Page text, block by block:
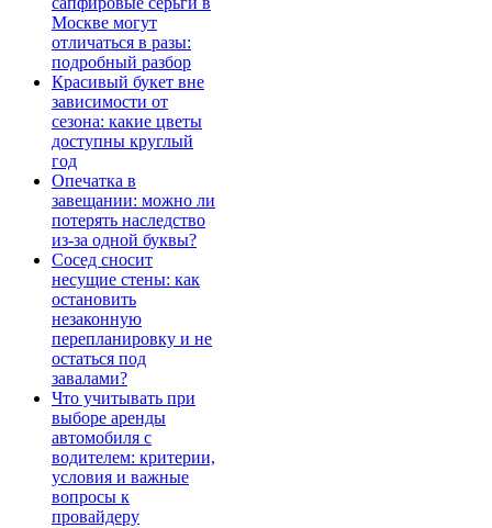
Москве могут
отличаться в разы:
подробный разбор
Красивый букет вне
зависимости от
сезона: какие цветы
доступны круглый
год
Опечатка в
завещании: можно ли
потерять наследство
из-за одной буквы?
Сосед сносит
несущие стены: как
остановить
незаконную
перепланировку и не
остаться под
завалами?
Что учитывать при
выборе аренды
автомобиля с
водителем: критерии,
условия и важные
вопросы к
провайдеру